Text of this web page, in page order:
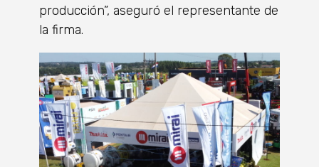
producción”, aseguró el representante de
la firma.